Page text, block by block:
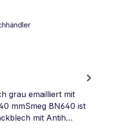
grau emailliert mit
mmSmeg BN640 ist
mit Antih…